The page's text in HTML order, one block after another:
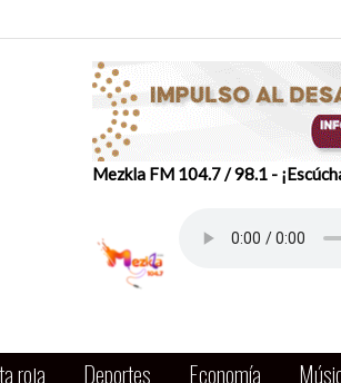
Mezkla FM 104.7 / 98.1 -
roja Deportes Economía